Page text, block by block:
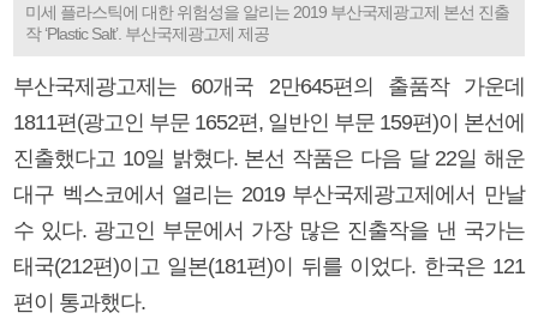
미세 플라스틱에 대한 위험성을 알리는 2019 부산국제광고제 본선 진출
작 ‘Plastic Salt’. 부산국제광고제 제공
부산국제광고제는 60개국 2만645편의 출품작 가운데
1811편(광고인 부문 1652편, 일반인 부문 159편)이 본선에
진출했다고 10일 밝혔다. 본선 작품은 다음 달 22일 해운
대구 벡스코에서 열리는 2019 부산국제광고제에서 만날
수 있다. 광고인 부문에서 가장 많은 진출작을 낸 국가는
태국(212편)이고 일본(181편)이 뒤를 이었다. 한국은 121
편이 통과했다.